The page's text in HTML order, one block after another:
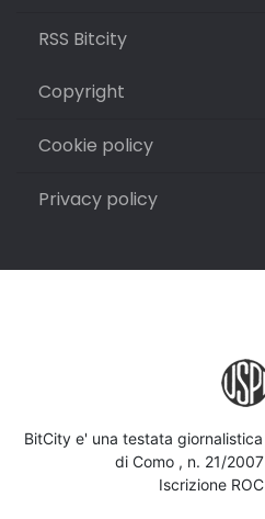
RSS Bitcity
Copyright
Cookie policy
Privacy policy
BitCity e' una testata
di Como , n. 21/
Iscrizione